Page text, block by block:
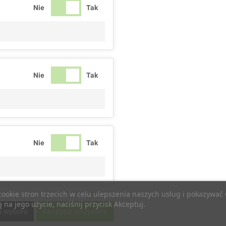
stron trzecich w celu ulepszenia naszych usług i
jego użycie, naciśnij przycisk Akceptuj.
Nie Tak
Nie Tak
Nie Tak
Nie Tak
wyboru Akceptuj wszystkie